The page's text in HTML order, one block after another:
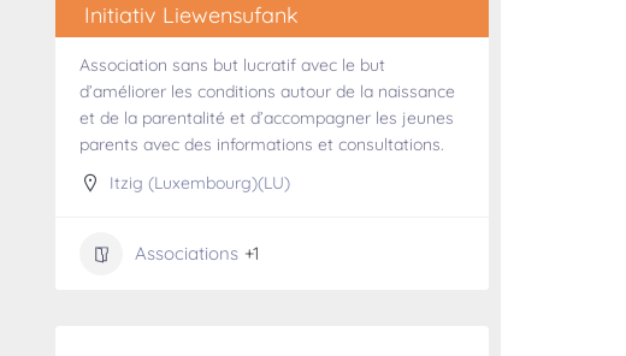
Initiativ Liewensufank
Association sans but lucratif avec le but
d’améliorer les conditions autour de la naissance
et de la parentalité et d’accompagner les jeunes
parents avec des informations et consultations.
Itzig (Luxembourg)(LU)
Associations +1